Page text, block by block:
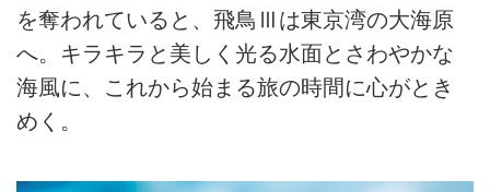
を奪われていると、飛鳥Ⅲは東京湾の大海原
へ。キラキラと美しく光る水面とさわやかな
海風に、これから始まる旅の時間に心がとき
めく。